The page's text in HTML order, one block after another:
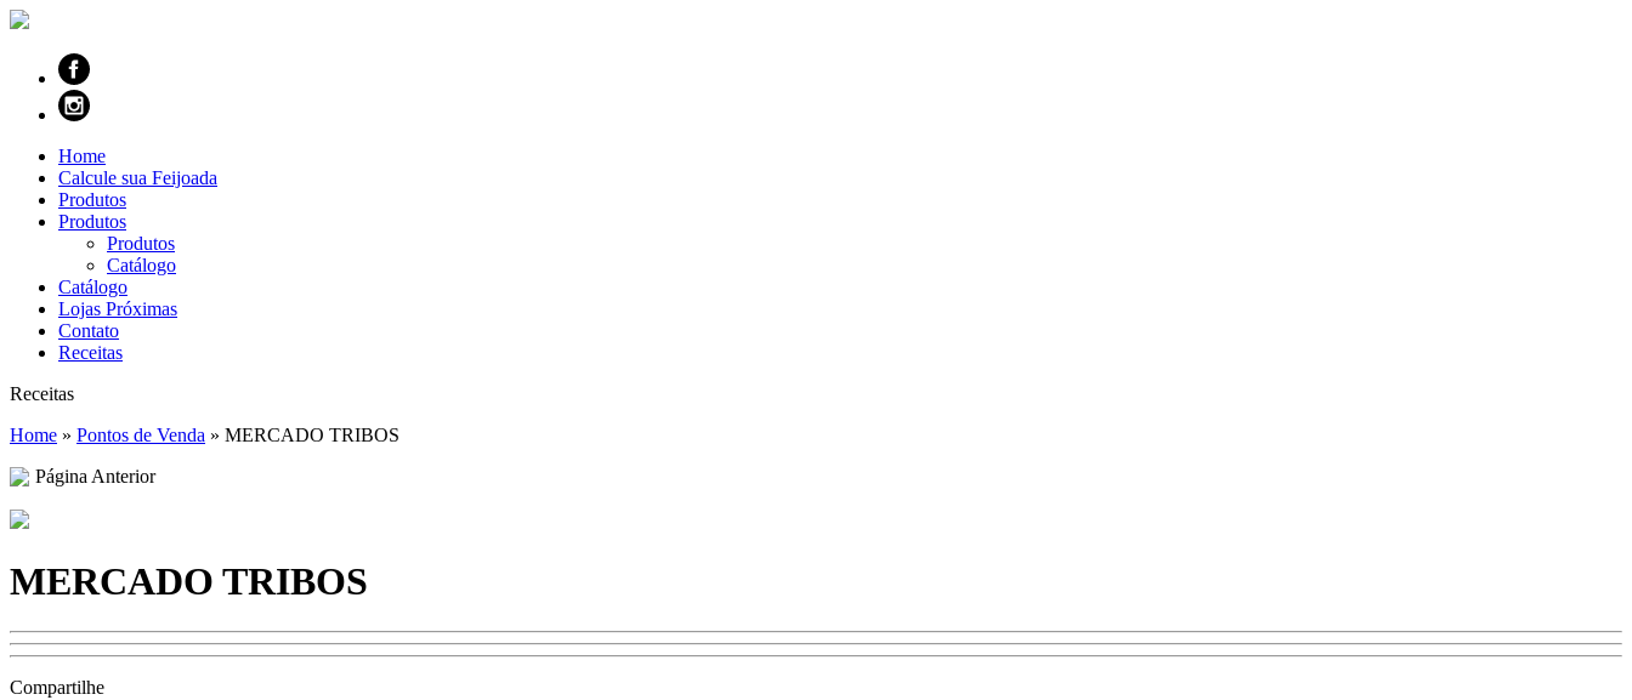
Home
Calcule sua Feijoada
Produtos
Produtos
Produtos
Catálogo
Catálogo
Lojas Próximas
Contato
Receitas
Receitas
Home » Pontos de Venda » MERCADO TRIBOS
Página Anterior
MERCADO TRIBOS
Compartilhe